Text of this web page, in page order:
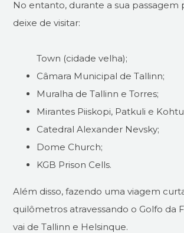
No entanto, durante a sua passagem
deixe de visitar:
Town (cidade velha);
Câmara Municipal de Tallinn;
Muralha de Tallinn e Torres;
Mirantes Piiskopi, Patkuli e
Catedral Alexander Nevsky;
Dome Church;
KGB Prison Cells.
Além disso, fazendo uma viagem
quilômetros atravessando o Golfo da
vai de Tallinn e Helsinque.